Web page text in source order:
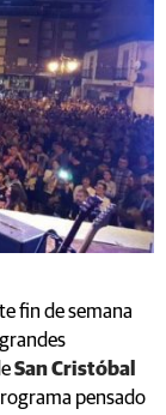
fin de semana
San Cristóbal
pensado